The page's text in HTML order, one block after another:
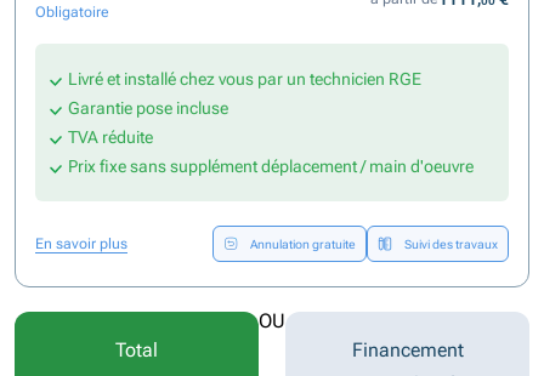
Obligatoire
Livré et installé chez vous par un technicien RGE
Garantie pose incluse
TVA réduite
Prix fixe sans supplément déplacement / main d'oeuvre
En savoir plus Annulation gratuite Suivi des travaux
Total
OU
Financement